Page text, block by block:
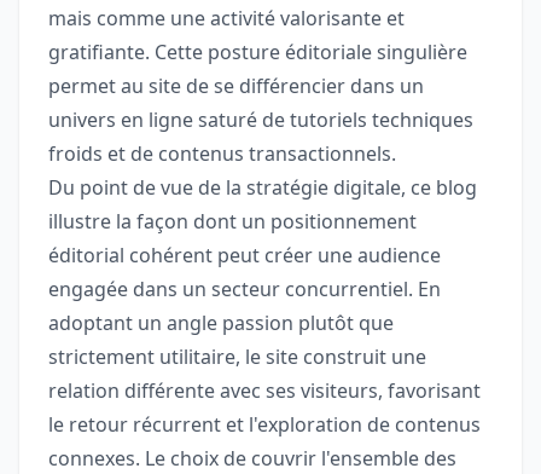
mais comme une activité valorisante et
gratifiante. Cette posture éditoriale singulière
permet au site de se différencier dans un
univers en ligne saturé de tutoriels techniques
froids et de contenus transactionnels.
Du point de vue de la stratégie digitale, ce blog
illustre la façon dont un positionnement
éditorial cohérent peut créer une audience
engagée dans un secteur concurrentiel. En
adoptant un angle passion plutôt que
strictement utilitaire, le site construit une
relation différente avec ses visiteurs, favorisant
le retour récurrent et l'exploration de contenus
connexes. Le choix de couvrir l'ensemble des